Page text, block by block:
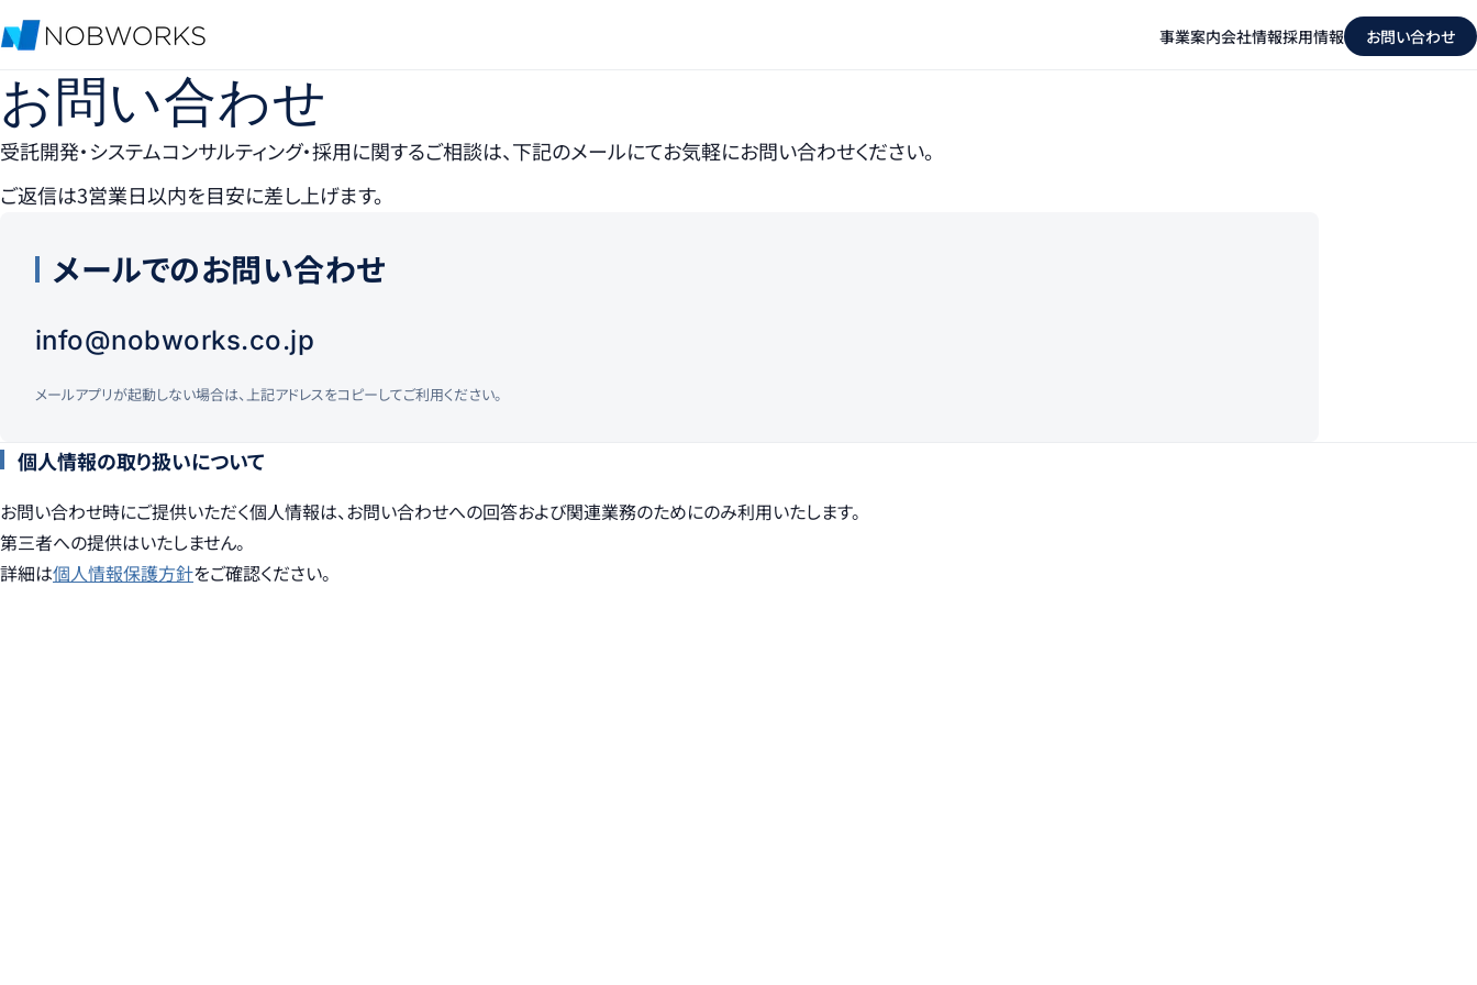
事業案内会社情報採用情報 お問い合わせ
お問い合わせ
受託開発・システムコンサルティング・採用に関するご相談は、下記のメールにてお気軽にお問い合わせください。
ご返信は3営業日以内を目安に差し上げます。
メールでのお問い合わせ
info@nobworks.co.jp
メールアプリが起動しない場合は、上記アドレスをコピーしてご利用ください。
個人情報の取り扱いについて
お問い合わせ時にご提供いただく個人情報は、お問い合わせへの回答および関連業務のためにのみ利用いたします。
第三者への提供はいたしません。
詳細は個人情報保護方針をご確認ください。